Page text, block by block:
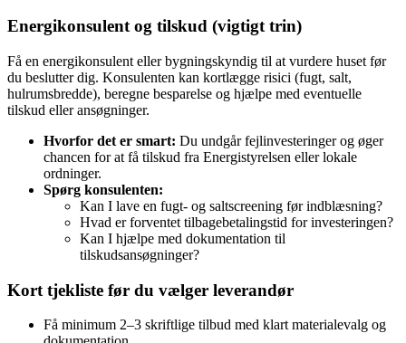
Energikonsulent og tilskud (vigtigt trin)
Få en energikonsulent eller bygningskyndig til at vurdere huset før
du beslutter dig. Konsulenten kan kortlægge risici (fugt, salt,
hulrumsbredde), beregne besparelse og hjælpe med eventuelle
tilskud eller ansøgninger.
Hvorfor det er smart: Du undgår fejlinvesteringer og øger
chancen for at få tilskud fra Energistyrelsen eller lokale
ordninger.
Spørg konsulenten:
Kan I lave en fugt- og saltscreening før indblæsning?
Hvad er forventet tilbagebetalingstid for investeringen?
Kan I hjælpe med dokumentation til
tilskudsansøgninger?
Kort tjekliste før du vælger leverandør
Få minimum 2–3 skriftlige tilbud med klart materialevalg og